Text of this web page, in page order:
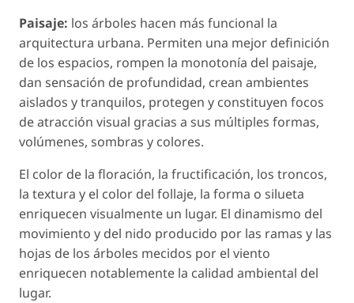
Paisaje: los árboles hacen más funcional la
arquitectura urbana. Permiten una mejor definición
de los espacios, rompen la monotonía del paisaje,
dan sensación de profundidad, crean ambientes
aislados y tranquilos, protegen y constituyen focos
de atracción visual gracias a sus múltiples formas,
volúmenes, sombras y colores.
El color de la floración, la fructificación, los troncos,
la textura y el color del follaje, la forma o silueta
enriquecen visualmente un lugar. El dinamismo del
movimiento y del nido producido por las ramas y las
hojas de los árboles mecidos por el viento
enriquecen notablemente la calidad ambiental del
lugar.